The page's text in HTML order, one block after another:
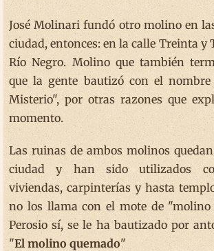
José Molinari fundó otro molino en
ciudad, entonces: en la calle Treinta y
Río Negro. Molino que también
que la gente bautizó con el
Misterio", por otras razones que
momento.
Las ruinas de ambos molinos
ciudad y han sido utilizados
viviendas, carpinterías y hasta
no los llama con el mote de "molino
Perosio sí, se le ha bautizado por
"El molino quemado"